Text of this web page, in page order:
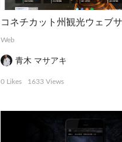
コネチカット州観光ウェブ
Web
青木 マサアキ
0 Likes 1633 Views